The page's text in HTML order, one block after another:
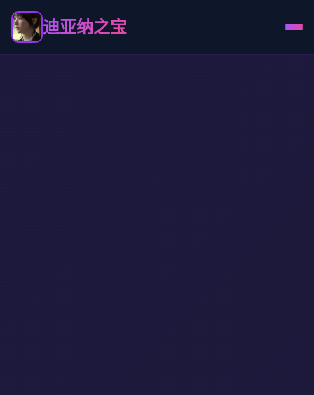
迪亚纳之宝